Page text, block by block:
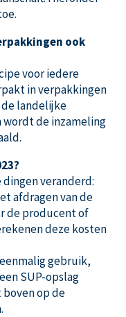
ook
voor iedere
in verpakkingen
landelijke
de inzameling
veranderd:
afdragen van de
de producent of
deze kosten
gebruik,
SUP-opslag
op de